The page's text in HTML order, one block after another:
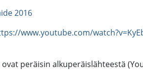
2016
www.youtube.com/
peräisin alkuperäislähteestä